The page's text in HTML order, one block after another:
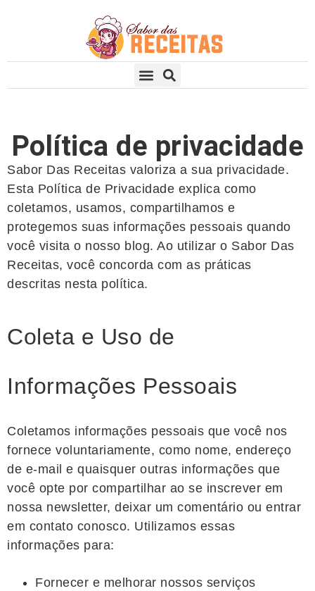
Política de privacidade
Sabor Das Receitas valoriza a sua privacidade.
Esta Política de Privacidade explica como
coletamos, usamos, compartilhamos e
protegemos suas informações pessoais quando
você visita o nosso blog. Ao utilizar o Sabor Das
Receitas, você concorda com as práticas
descritas nesta política.
Coleta e Uso de
Informações Pessoais
Coletamos informações pessoais que você nos
fornece voluntariamente, como nome, endereço
de e-mail e quaisquer outras informações que
você opte por compartilhar ao se inscrever em
nossa newsletter, deixar um comentário ou entrar
em contato conosco. Utilizamos essas
informações para:
Fornecer e melhorar nossos serviços